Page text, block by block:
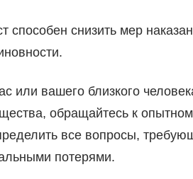
способен снизить мер
или вашего близкого
обращайтесь к
все вопросы,
потерями.